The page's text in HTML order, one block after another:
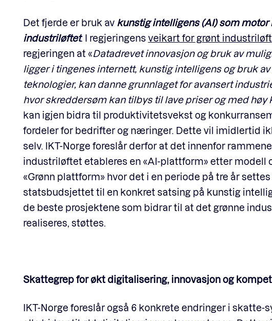
Det fjerde er bruk av kunstig intelligens (AI) som motor
industriløftet. I regjeringens veikart for grønt industriløft
regjeringen at «Datadrevet innovasjon og bruk av
ligger i tingenes internett, kunstig intelligens og bruk av
teknologier, kan danne grunnlaget for avansert
hvor skreddersøm kan tilbys til lave priser og med høy
kan igjen bidra til produktivitetsvekst og
fordeler for bedrifter og næringer. Dette vil imidlertid
selv. IKT-Norge foreslår derfor at det innenfor
industriløftet etableres en «AI-plattform» etter modell
«Grønn plattform» hvor det i en periode på tre år
statsbudsjettet til en konkret satsing på kunstig
de beste prosjektene som bidrar til at det grønne
realiseres, støttes.
Skattegrep for økt digitalisering, innovasjon og
IKT-Norge foreslår også 6 konkrete endringer i skatte-